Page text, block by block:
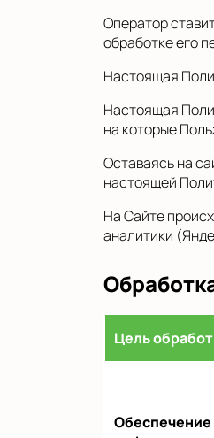
Оператор
обработке его
Настоящая
Настоящая
на которые
Оставаясь на
настоящей
На Сайте
аналитики
Цель
Обеспечение